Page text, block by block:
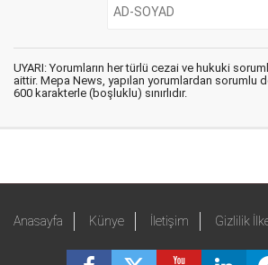
UYARI: Yorumların her türlü cezai ve hukuki
aittir. Mepa News, yapılan yorumlardan sorumlu
600 karakterle (boşluklu) sınırlıdır.
Anasayfa Künye İletişim Gizlilik